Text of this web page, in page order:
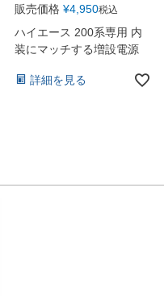
販売価格 ¥4,950税込
ハイエース 200系専用 内
装にマッチする増設電源
詳細を見る